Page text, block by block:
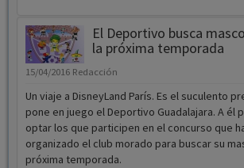
El Deportivo busca
la próxima temporada
15/04/2016 Redacción
Un viaje a DisneyLand París. Es el suculento
pone en juego el Deportivo Guadalajara. A él
optar los que participen en el concurso que
organizado el club morado para buscar su
próxima temporada.